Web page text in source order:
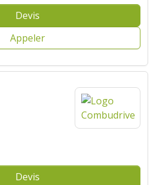
Devis
Appeler
Devis